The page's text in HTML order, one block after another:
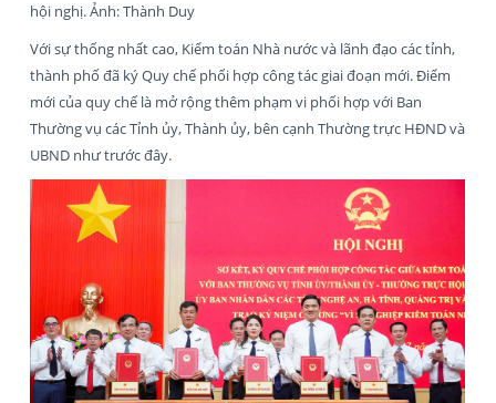
hội nghị. Ảnh: Thành Duy
Với sự thống nhất cao, Kiểm toán Nhà nước và lãnh đạo các tỉnh,
thành phố đã ký Quy chế phối hợp công tác giai đoạn mới. Điểm
mới của quy chế là mở rộng thêm phạm vi phối hợp với Ban
Thường vụ các Tỉnh ủy, Thành ủy, bên cạnh Thường trực HĐND và
UBND như trước đây.